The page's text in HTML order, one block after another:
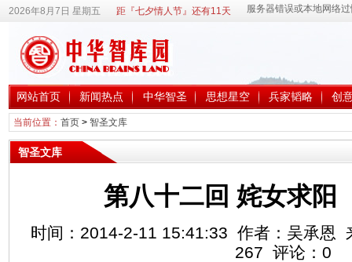
2026年8月7日 星期五 距『七夕情人节』还有11天
网站首页 新闻热点 中华智圣 思想星空 兵家韬略 创
当前位置： 首页> 智圣文库
智圣文库
第八十二回 姹女求
时间：2014-2-11 15:41:33 作者：吴承恩
267 评论： 0